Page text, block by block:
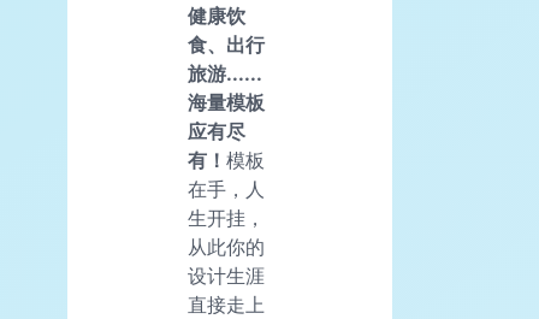
健康饮
食、出行
旅游......
海量模板
应有尽
有！ 模板
在手，人
生开挂，
从此你的
设计生涯
直接走上